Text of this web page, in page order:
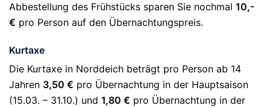
Abbestellung des Frühstücks sparen Sie nochmal 10,-
€ pro Person auf den Übernachtungspreis.
Kurtaxe
Die Kurtaxe in Norddeich beträgt pro Person ab 14
Jahren 3,50 € pro Übernachtung in der Hauptsaison
(15.03. – 31.10.) und 1,80 € pro Übernachtung in der